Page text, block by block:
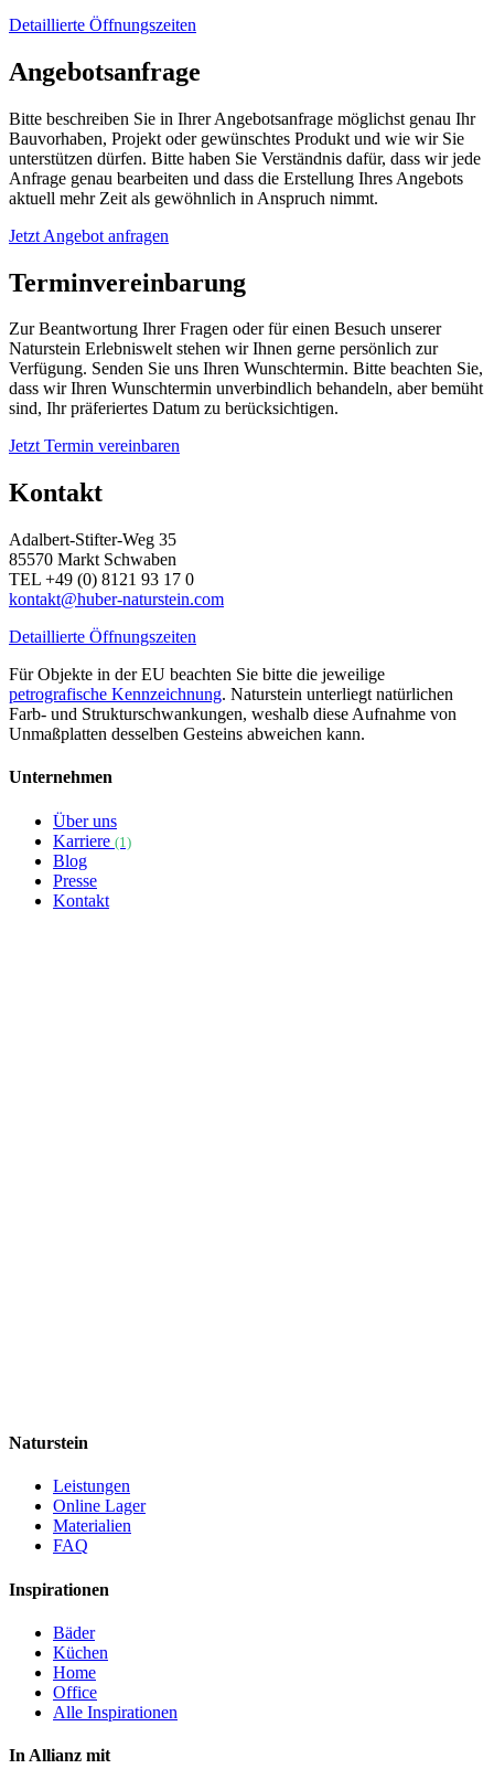
Detaillierte Öffnungszeiten
Angebotsanfrage
Bitte beschreiben Sie in Ihrer Angebotsanfrage möglichst genau Ihr
Bauvorhaben, Projekt oder gewünschtes Produkt und wie wir Sie
unterstützen dürfen. Bitte haben Sie Verständnis dafür, dass wir jede
Anfrage genau bearbeiten und dass die Erstellung Ihres Angebots
aktuell mehr Zeit als gewöhnlich in Anspruch nimmt.
Jetzt Angebot anfragen
Terminvereinbarung
Zur Beantwortung Ihrer Fragen oder für einen Besuch unserer
Naturstein Erlebniswelt stehen wir Ihnen gerne persönlich zur
Verfügung. Senden Sie uns Ihren Wunschtermin. Bitte beachten Sie,
dass wir Ihren Wunschtermin unverbindlich behandeln, aber bemüht
sind, Ihr präferiertes Datum zu berücksichtigen.
Jetzt Termin vereinbaren
Kontakt
Adalbert-Stifter-Weg 35
85570 Markt Schwaben
TEL +49 (0) 8121 93 17 0
kontakt@huber-naturstein.com
Detaillierte Öffnungszeiten
Für Objekte in der EU beachten Sie bitte die jeweilige
petrografische Kennzeichnung. Naturstein unterliegt natürlichen
Farb- und Strukturschwankungen, weshalb diese Aufnahme von
Unmaßplatten desselben Gesteins abweichen kann.
Unternehmen
Über uns
Karriere (1)
Blog
Presse
Kontakt
Naturstein
Leistungen
Online Lager
Materialien
FAQ
Inspirationen
Bäder
Küchen
Home
Office
Alle Inspirationen
In Allianz mit